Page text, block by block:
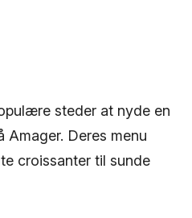
steder at nyde en
Amager. Deres menu
croissanter til sunde